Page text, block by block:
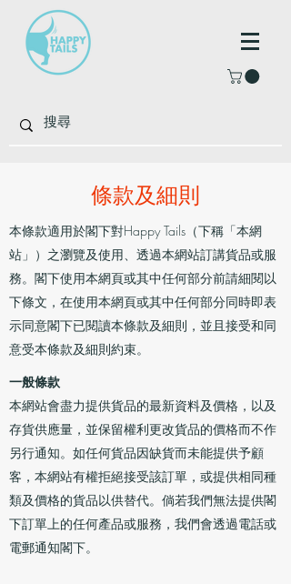
條款及細則
本條款適用於閣下對Happy Tails（下稱「本網
站」）之瀏覽及使用、透過本網站訂講貨品或服
務。閣下使用本網頁或其中任何部分前請細閱以
下條文，在使用本網頁或其中任何部分同時即表
示同意閣下已閱讀本條款及細則，並且接受和同
意受本條款及細則約束。
一般條款
本網站會盡力提供貨品的最新資料及價格，以及
存貨供應量，並保留權利更改貨品的價格而不作
另行通知。如任何貨品因缺貨而未能提供予顧
客，本網站有權拒絕接受該訂單，或提供相同種
類及價格的貨品以供替代。倘若我們無法提供閣
下訂單上的任何產品或服務，我們會透過電話或
電郵通知閣下。